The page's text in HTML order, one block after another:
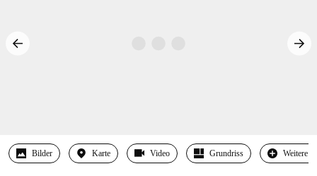
Bilder Karte Video Grundriss Weitere